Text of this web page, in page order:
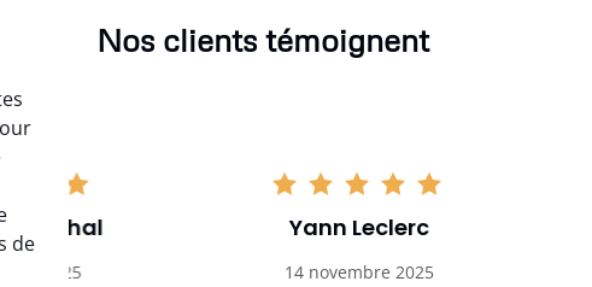
de
Nos clients témoignent
Yann Leclerc
14 novembre 2025